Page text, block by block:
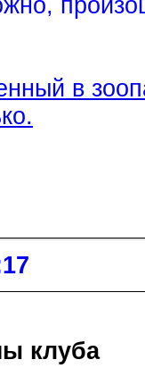
в
клуба